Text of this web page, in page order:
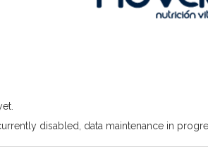
disabled, data maintenance in